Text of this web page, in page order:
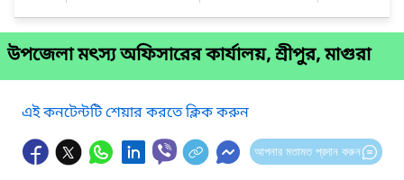
উপজেলা মৎস্য অফিসারের কার্যালয়, শ্রীপুর, মাগুরা
এই কনটেন্টটি শেয়ার করতে ক্লিক করুন
আপনার মতামত প্রদান করুন